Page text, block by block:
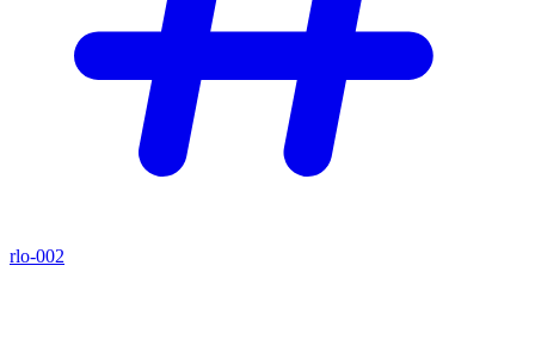
rlo-002